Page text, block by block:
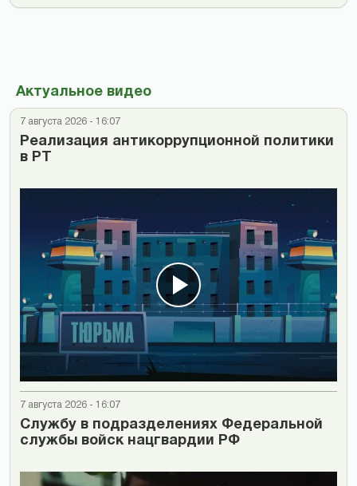
Актуальное видео
7 августа 2026 - 16:07
Реализация антикоррупционной политики
в РТ
7 августа 2026 - 16:07
Cлужбу в подразделениях Федеральной
службы войск нацгвардии РФ